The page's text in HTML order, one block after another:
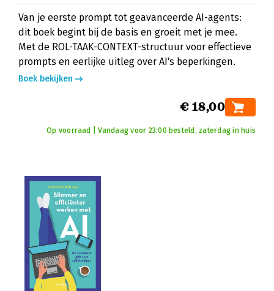
Van je eerste prompt tot geavanceerde AI-agents:
dit boek begint bij de basis en groeit met je mee.
Met de ROL-TAAK-CONTEXT-structuur voor effectieve
prompts en eerlijke uitleg over AI's beperkingen.
Boek bekijken
€ 18,00
Op voorraad | Vandaag voor 23:00 besteld, zaterdag in huis